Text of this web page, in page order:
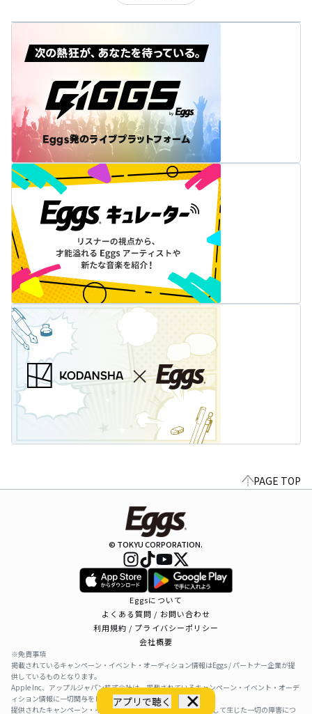
アプリで聴く
PAGE TOP
© TOKYU CORPORATION.
Eggsについて
よくある質問 / お問い合わせ
利用規約 / プライバシーポリシー
会社概要
※免責事項
掲載されているキャンペーン・イベント・オーディション情報はEggs / パートナー企業が提
供しているものとなります。
Apple Inc、アップルジャパン株式会社は、掲載されているキャンペーン・イベント・オーデ
ィション情報に一切関与をしておりません。
提供されたキャンペーン・イベント・オーディション情報を利用して生じた一切の障害につ